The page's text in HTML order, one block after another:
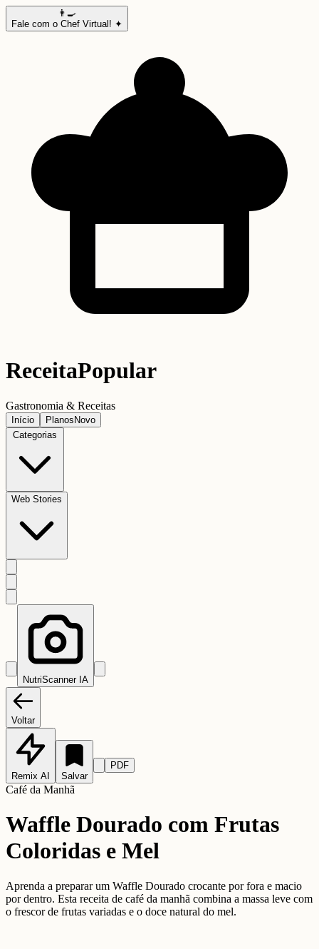
👨‍🍳
Fale com o Chef Virtual! ✦
ReceitaPopular
Gastronomia & Receitas
Início Planos Novo
Categorias
Web Stories
NutriScanner IA
Voltar
Remix AI Salvar
PDF
Café da Manhã
Waffle Dourado com Frutas
Coloridas e Mel
Aprenda a preparar um Waffle Dourado crocante por fora e macio
por dentro. Esta receita de café da manhã combina a massa leve com
o frescor de frutas variadas e o doce natural do mel.